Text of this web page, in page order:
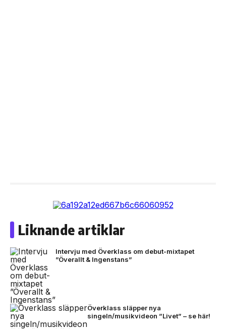
Liknande artiklar
Intervju med Överklass om debut-mixtapet
”Överallt & Ingenstans”
Överklass släpper nya
singeln/musikvideon ”Livet” – se här!